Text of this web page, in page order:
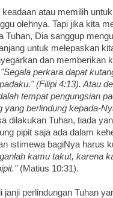
keadaan atau memilih
olehnya. Tapi jika kita
Tuhan, Dia sanggup
untuk melepaskan
dan memberikan
"Segala perkara dapat
(Filipi 4:13). Atau
tempat pengungsian
yang berlindung kepada-
dilakukan Tuhan, tiada
pipit saja ada dalam
istimewa bagiNya harus
kamu takut, karena
(Matius 10:31).
janji perlindungan Tuhan